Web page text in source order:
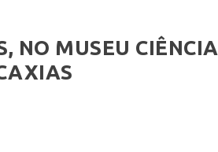
NO MUSEU CIÊNCIA